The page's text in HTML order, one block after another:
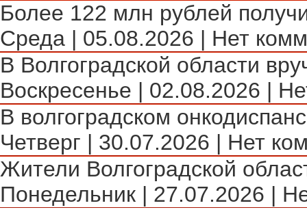
Более 122 млн рублей
Среда | 05.08.2026 | Нет
В Волгоградской области
Воскресенье | 02.08.2026 |
В волгоградском
Четверг | 30.07.2026 | Нет
Жители Волгоградской
Понедельник | 27.07.2026 |